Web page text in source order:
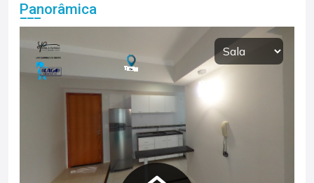
Panorâmica